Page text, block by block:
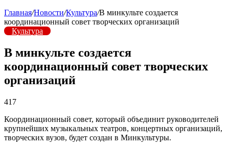
Главная/Новости/Культура/В минкульте создается
координационный совет творческих организаций
Культура
В минкульте создается
координационный совет творческих
организаций
417
Координационный совет, который объединит руководителей
крупнейших музыкальных театров, концертных организаций,
творческих вузов, будет создан в Минкультуры.